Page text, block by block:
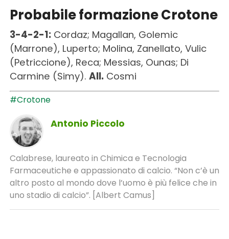
Probabile formazione Crotone
3-4-2-1:Cordaz; Magallan, Golemic
(Marrone), Luperto; Molina, Zanellato, Vulic
(Petriccione), Reca; Messias, Ounas; Di
Carmine (Simy). All. Cosmi
#Crotone
Antonio Piccolo
Calabrese, laureato in Chimica e Tecnologia
Farmaceutiche e appassionato di calcio. “Non c’è un
altro posto al mondo dove l’uomo è più felice che in
uno stadio di calcio”. [Albert Camus]